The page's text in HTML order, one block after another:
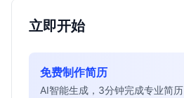
立即开始
免费制作简历
AI智能生成，3分钟完成专业简历